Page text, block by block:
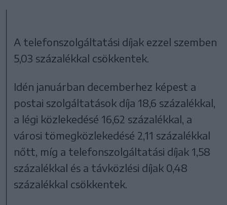
A telefonszolgáltatási díjak ezzel szemben
5,03 százalékkal csökkentek.
Idén januárban decemberhez képest a
postai szolgáltatások díja 18,6 százalékkal,
a légi közlekedésé 16,62 százalékkal, a
városi tömegközlekedésé 2,11 százalékkal
nőtt, míg a telefonszolgáltatási díjak 1,58
százalékkal és a távközlési díjak 0,48
százalékkal csökkentek.